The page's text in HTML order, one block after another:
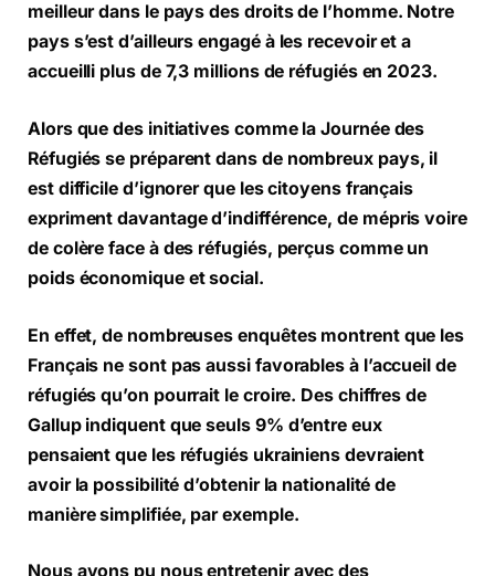
meilleur dans le pays des droits de l’homme. Notre
pays s’est d’ailleurs engagé à les recevoir et a
accueilli plus de 7,3 millions de réfugiés en 2023.
Alors que des initiatives comme la Journée des
Réfugiés se préparent dans de nombreux pays, il
est difficile d’ignorer que les citoyens français
expriment davantage d’indifférence, de mépris voire
de colère face à des réfugiés, perçus comme un
poids économique et social.
En effet, de nombreuses enquêtes montrent que les
Français ne sont pas aussi favorables à l’accueil de
réfugiés qu’on pourrait le croire. Des chiffres de
Gallup indiquent que seuls 9% d’entre eux
pensaient que les réfugiés ukrainiens devraient
avoir la possibilité d’obtenir la nationalité de
manière simplifiée, par exemple.
Nous avons pu nous entretenir avec des